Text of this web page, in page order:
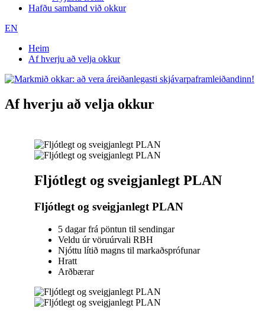
Hafðu samband við okkur
EN
Heim
Af hverju að velja okkur
Af hverju að velja okkur
Fljótlegt og sveigjanlegt PLAN
Fljótlegt og sveigjanlegt PLAN
5 dagar frá pöntun til sendingar
Veldu úr vöruúrvali RBH
Njóttu lítið magns til markaðsprófunar
Hratt
Arðbærar